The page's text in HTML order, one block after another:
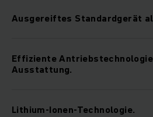
Ausgereiftes Standardgerät
Effiziente
Ausstattung.
Lithium-Ionen-Technologie.